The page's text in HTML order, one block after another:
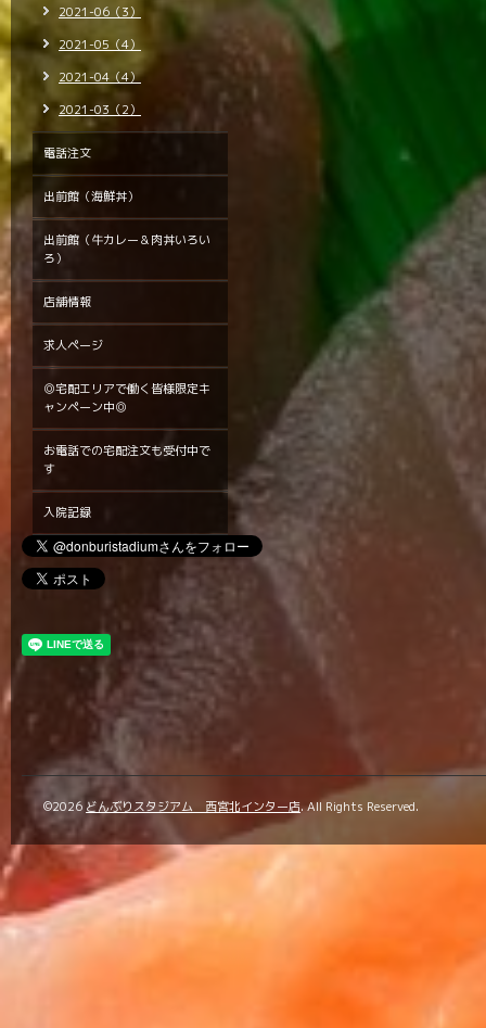
2021-06（3）
2021-05（4）
2021-04（4）
2021-03（2）
電話注文
出前館（海鮮丼）
出前館（牛カレー＆肉丼いろい
ろ）
店舗情報
求人ページ
◎宅配エリアで働く皆様限定キ
ャンペーン中◎
お電話での宅配注文も受付中で
す
入院記録
©2026 どんぶりスタジアム 西宮北インター店. All Rights Reserved.